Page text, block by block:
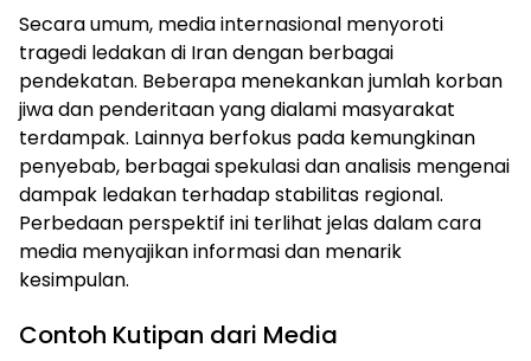
Secara umum, media internasional menyoroti
tragedi ledakan di Iran dengan berbagai
pendekatan. Beberapa menekankan jumlah korban
jiwa dan penderitaan yang dialami masyarakat
terdampak. Lainnya berfokus pada kemungkinan
penyebab, berbagai spekulasi dan analisis mengenai
dampak ledakan terhadap stabilitas regional.
Perbedaan perspektif ini terlihat jelas dalam cara
media menyajikan informasi dan menarik
kesimpulan.
Contoh Kutipan dari Media